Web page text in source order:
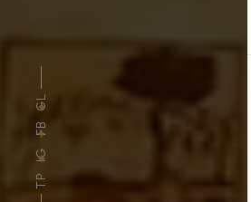
GL
FB
IG
TP